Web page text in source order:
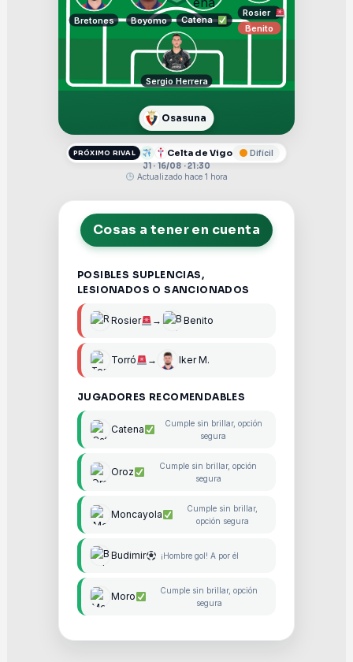
Sergio Herrera
Bretones Boyomo Catena
Rosier
Benito
Osasuna
PRÓXIMO RIVAL Celta de Vigo
Difícil
J1 · 16/08 · 21:30
Actualizado hace 1 hora
Cosas a tener en cuenta
POSIBLES SUPLENCIAS,
LESIONADOS O SANCIONADOS
Rosier → Benito
Torró → Iker M.
JUGADORES RECOMENDABLES
Catena
Cumple sin brillar, opción
segura
Oroz
Cumple sin brillar, opción
segura
Moncayola
Cumple sin brillar,
opción segura
Budimir ¡Hombre gol! A por él
Moro
Cumple sin brillar, opción
segura